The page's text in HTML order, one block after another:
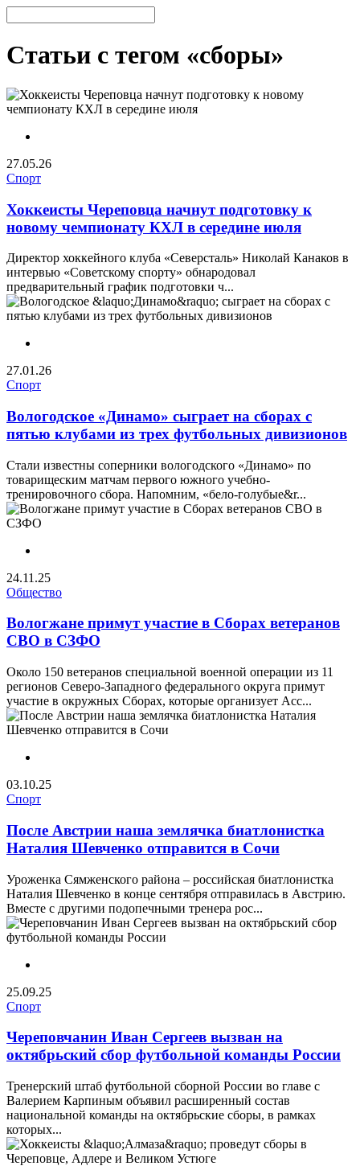
Статьи с тегом «сборы»
27.05.26
Спорт
Хоккеисты Череповца начнут подготовку к
новому чемпионату КХЛ в середине июля
Директор хоккейного клуба «Северсталь» Николай Канаков в
интервью «Советскому спорту» обнародовал
предварительный график подготовки ч...
27.01.26
Спорт
Вологодское «Динамо» сыграет на сборах с
пятью клубами из трех футбольных дивизионов
Стали известны соперники вологодского «Динамо» по
товарищеским матчам первого южного учебно-
тренировочного сбора. Напомним, «бело-голубые&r...
24.11.25
Общество
Вологжане примут участие в Сборах ветеранов
СВО в СЗФО
Около 150 ветеранов специальной военной операции из 11
регионов Северо-Западного федерального округа примут
участие в окружных Сборах, которые организует Асс...
03.10.25
Спорт
После Австрии наша землячка биатлонистка
Наталия Шевченко отправится в Сочи
Уроженка Сямженского района – российская биатлонистка
Наталия Шевченко в конце сентября отправилась в Австрию.
Вместе с другими подопечными тренера рос...
25.09.25
Спорт
Череповчанин Иван Сергеев вызван на
октябрьский сбор футбольной команды России
Тренерский штаб футбольной сборной России во главе с
Валерием Карпиным объявил расширенный состав
национальной команды на октябрьские сборы, в рамках
которых...